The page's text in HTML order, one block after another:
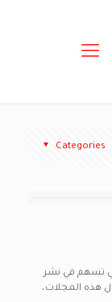
Categories
تسهم في نشر
هذه المجلات،